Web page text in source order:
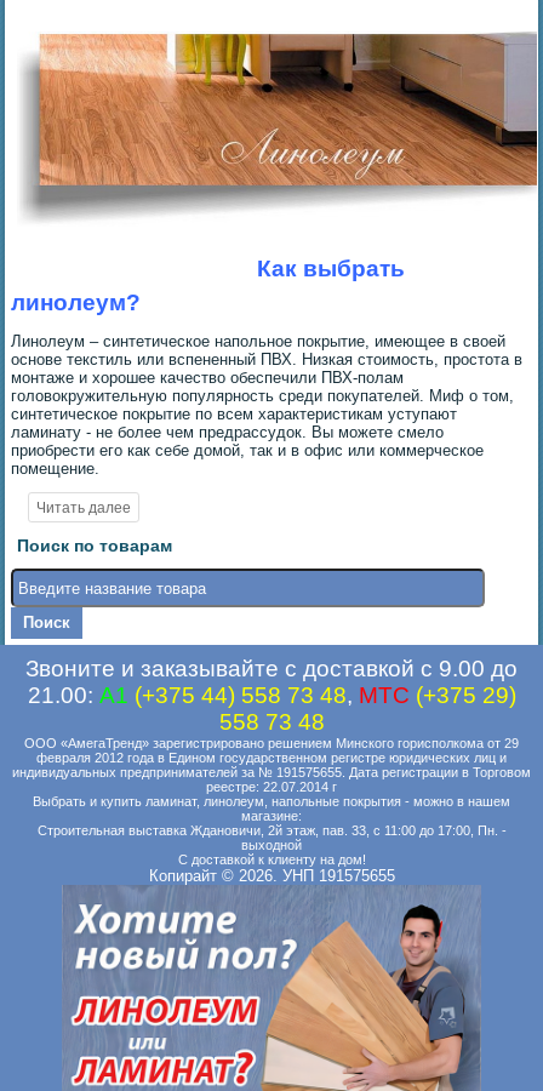
Как выбрать
линолеум?
Линолеум – синтетическое напольное покрытие, имеющее в своей
основе текстиль или вспененный ПВХ. Низкая стоимость, простота в
монтаже и хорошее качество обеспечили ПВХ-полам
головокружительную популярность среди покупателей. Миф о том,
синтетическое покрытие по всем характеристикам уступают
ламинату - не более чем предрассудок. Вы можете смело
приобрести его как себе домой, так и в офис или коммерческое
помещение.
Поиск по товарам
Звоните и заказывайте с доставкой с 9.00 до
21.00: A1 (+375 44) 558 73 48, MTC (+375 29)
558 73 48
ООО «АмегаТренд» зарегистрировано решением Минского горисполкома от 29
февраля 2012 года в Едином государственном регистре юридических лиц и
индивидуальных предпринимателей за № 191575655. Дата регистрации в Торговом
реестре: 22.07.2014 г
Выбрать и купить ламинат, линолеум, напольные покрытия - можно в нашем
магазине:
Строительная выставка Ждановичи, 2й этаж, пав. 33, с 11:00 до 17:00, Пн. -
выходной
С доставкой к клиенту на дом!
Копирайт © 2026. УНП 191575655